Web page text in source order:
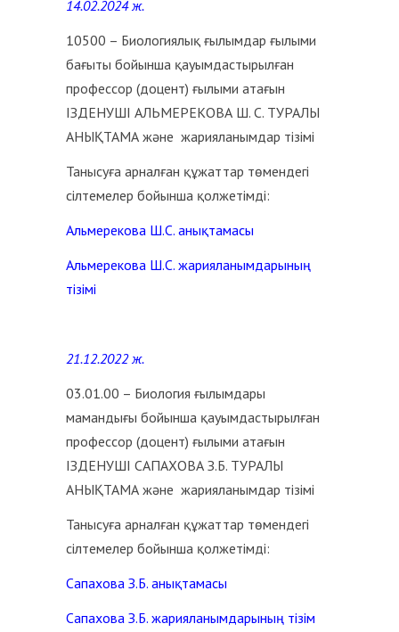
14.02.2024 ж.
10500 – Биологиялық ғылымдар ғылыми
бағыты бойынша қауымдастырылған
профессор (доцент) ғылыми атағын
ІЗДЕНУШІ АЛЬМЕРЕКОВА Ш. С. ТУРАЛЫ
АНЫҚТАМА және жарияланымдар тізімі
Танысуға арналған құжаттар төмендегі
сілтемелер бойынша қолжетімді:
Альмерекова Ш.С. анықтамасы
Альмерекова Ш.С. жарияланымдарының
тізімі
21.12.2022 ж.
03.01.00 – Биология ғылымдары
мамандығы бойынша қауымдастырылған
профессор (доцент) ғылыми атағын
ІЗДЕНУШІ САПАХОВА З.Б. ТУРАЛЫ
АНЫҚТАМА және жарияланымдар тізімі
Танысуға арналған құжаттар төмендегі
сілтемелер бойынша қолжетімді:
Сапахова З.Б. анықтамасы
Сапахова З.Б. жарияланымдарының тізім